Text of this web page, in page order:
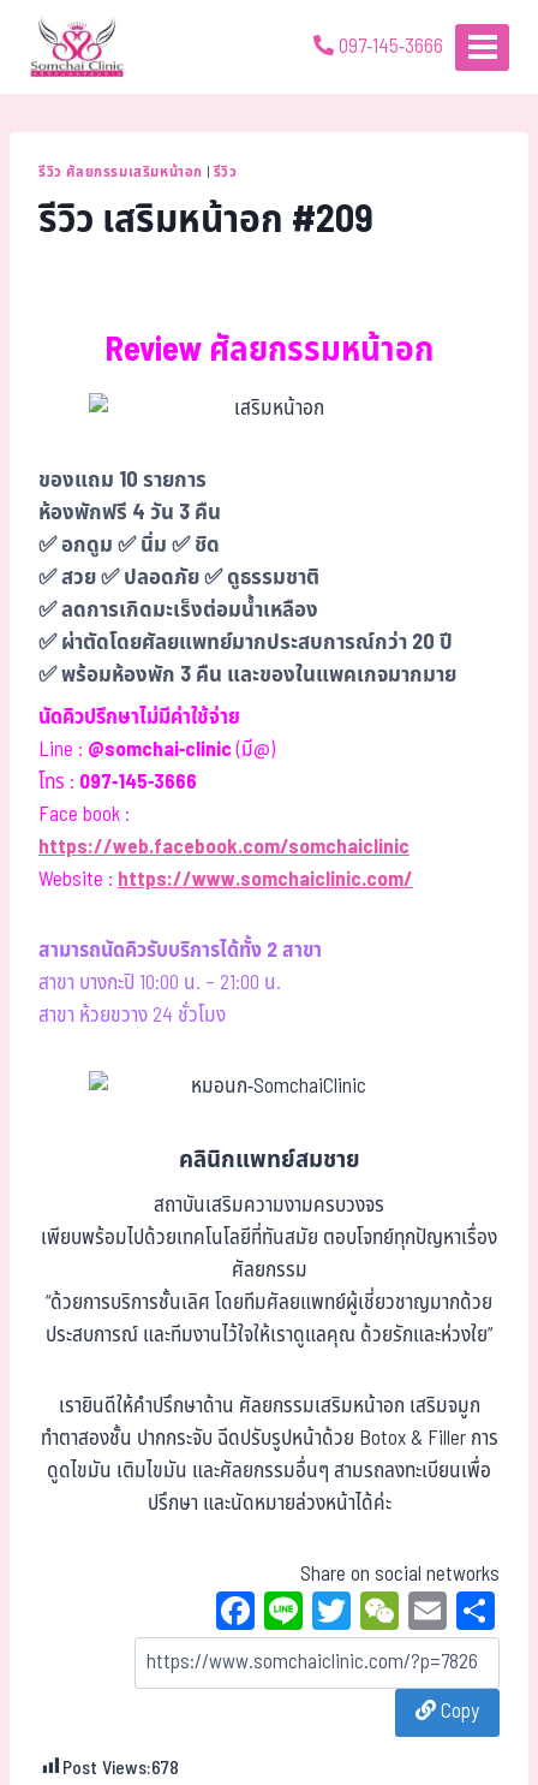
097-145-3666
รีวิว ศัลยกรรมเสริมหน้าอก | รีวิว
รีวิว เสริมหน้าอก #209
Review ศัลยกรรมหน้าอก
ของแถม 10 รายการ
ห้องพักฟรี 4 วัน 3 คืน
✅ อกดูม ✅ นิ่ม ✅ ชิด
✅ สวย ✅ ปลอดภัย ✅ ดูธรรมชาติ
✅ ลดการเกิดมะเร็งต่อมน้ำเหลือง
✅ ผ่าตัดโดยศัลยแพทย์มากประสบการณ์กว่า 20 ปี
✅ พร้อมห้องพัก 3 คืน และของในแพคเกจมากมาย
นัดคิวปรึกษาไม่มีค่าใช้จ่าย
Line : @somchai-clinic(มี@)
โทร : 097-145-3666
Face book :
https://web.facebook.com/somchaiclinic
Website :https://www.somchaiclinic.com/
สามารถนัดคิวรับบริการได้ทั้ง 2 สาขา
สาขา บางกะปิ 10:00 น. – 21:00 น.
สาขา ห้วยขวาง 24 ชั่วโมง
คลินิกแพทย์สมชาย
สถาบันเสริมความงามครบวงจร
เพียบพร้อมไปด้วยเทคโนโลยีที่ทันสมัย ตอบโจทย์ทุกปัญหาเรื่อง
ศัลยกรรม
“ด้วยการบริการชั้นเลิศ โดยทีมศัลยแพทย์ผู้เชี่ยวชาญมากด้วย
ประสบการณ์ และทีมงานไว้ใจให้เราดูแลคุณ ด้วยรักและห่วงใย”
เรายินดีให้คำปรึกษาด้าน ศัลยกรรมเสริมหน้าอก เสริมจมูก
ทำตาสองชั้น ปากกระจับ ฉีดปรับรูปหน้าด้วย Botox & Filler การ
ดูดไขมัน เติมไขมัน และศัลยกรรมอื่นๆ สามรถลงทะเบียนเพื่อ
ปรึกษา และนัดหมายล่วงหน้าได้ค่ะ
Share on social networks
Fa
ce
bo
Li
ne
T
wi
tt
W
eC
ha
t
E
m
ail
Copy
Post Views:678